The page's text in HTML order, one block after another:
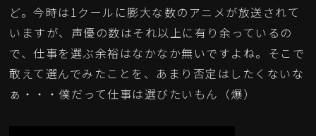
ど。今時は1クールに膨大な数のアニメが放送されて
いますが、声優の数はそれ以上に有り余っているの
で、仕事を選ぶ余裕はなかなか無いですよね。そこで
敢えて選んでみたことを、あまり否定はしたくないな
ぁ・・・僕だって仕事は選びたいもん（爆）